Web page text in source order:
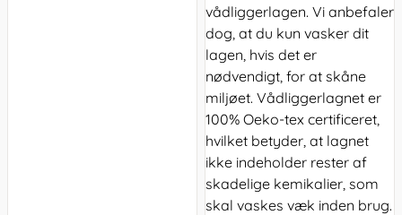
vådliggerlagen. Vi anbefaler
dog, at du kun vasker dit
lagen, hvis det er
nødvendigt, for at skåne
miljøet. Vådliggerlagnet er
100% Oeko-tex certificeret,
hvilket betyder, at lagnet
ikke indeholder rester af
skadelige kemikalier, som
skal vaskes væk inden brug.